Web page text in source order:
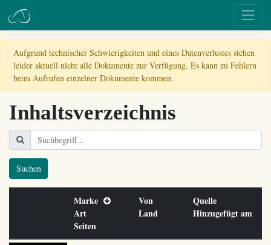
Aufgrund technischer Schwierigkeiten und eines Datenverlustes stehen
leider aktuell nicht alle Dokumente zur Verfügung. Es kann zu Fehlern
beim Aufrufen einzelner Dokumente kommen.
Inhaltsverzeichnis
Suchen
Marke
Art
Seiten
Von
Land
Quelle
Hinzugefügt am